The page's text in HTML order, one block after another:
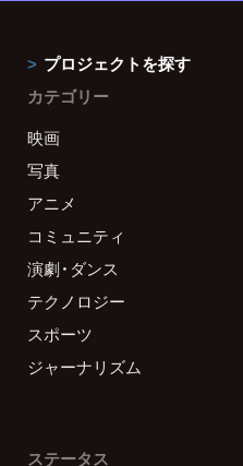
プロジェクトを探す
カテゴリー
映画
写真
アニメ
コミュニティ
演劇・ダンス
テクノロジー
スポーツ
ジャーナリズム
ステータス